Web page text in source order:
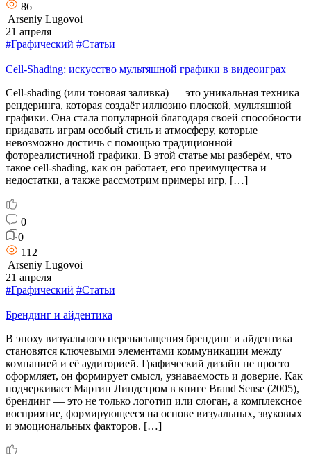
86
Arseniy Lugovoi
21 апреля
#Графический #Статьи
Cell-Shading: искусство мультяшной графики в видеоиграх
Cell-shading (или тоновая заливка) — это уникальная техника
рендеринга, которая создаёт иллюзию плоской, мультяшной
графики. Она стала популярной благодаря своей способности
придавать играм особый стиль и атмосферу, которые
невозможно достичь с помощью традиционной
фотореалистичной графики. В этой статье мы разберём, что
такое cell-shading, как он работает, его преимущества и
недостатки, а также рассмотрим примеры игр, […]
0
0
112
Arseniy Lugovoi
21 апреля
#Графический #Статьи
Брендинг и айдентика
В эпоху визуального перенасыщения брендинг и айдентика
становятся ключевыми элементами коммуникации между
компанией и её аудиторией. Графический дизайн не просто
оформляет, он формирует смысл, узнаваемость и доверие. Как
подчеркивает Мартин Линдстром в книге Brand Sense (2005),
брендинг — это не только логотип или слоган, а комплексное
восприятие, формирующееся на основе визуальных, звуковых
и эмоциональных факторов. […]